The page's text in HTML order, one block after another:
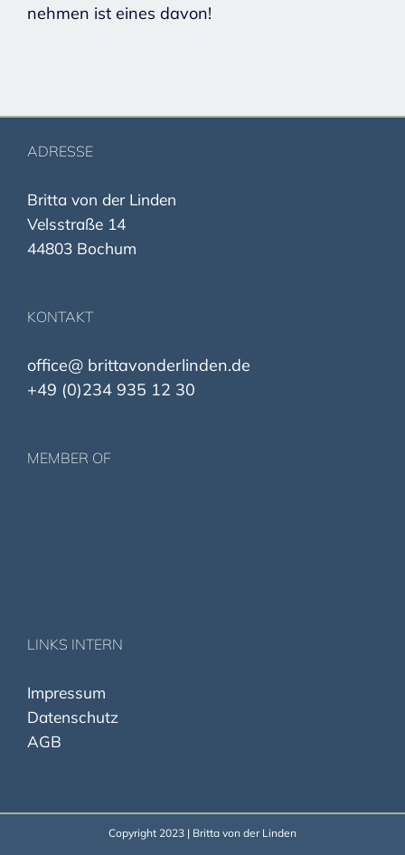
nehmen ist eines davon!
ADRESSE
Britta von der Linden
Velsstraße 14
44803 Bochum
KONTAKT
office@ brittavonderlinden.de
+49 (0)234 935 12 30
MEMBER OF
LINKS INTERN
Impressum
Datenschutz
AGB
Copyright 2023 | Britta von der Linden